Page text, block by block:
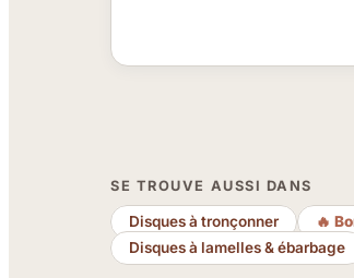
SE TROUVE AUSSI DANS
Disques à tronçonner 🔥
Disques à lamelles & ébarbage